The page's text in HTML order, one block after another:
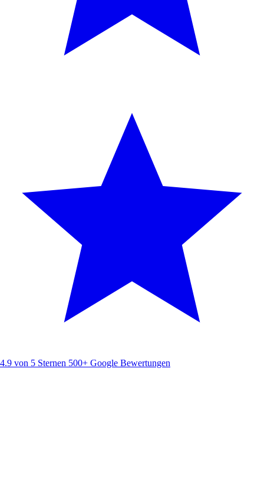
4.9 von 5 Sternen 500+ Google Bewertungen